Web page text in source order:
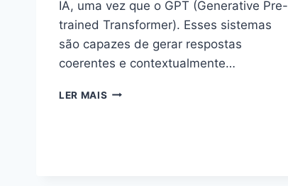
IA, uma vez que o GPT (Generative Pre-
trained Transformer). Esses sistemas
são capazes de gerar respostas
coerentes e contextualmente…
LER MAIS EXPLORANDO